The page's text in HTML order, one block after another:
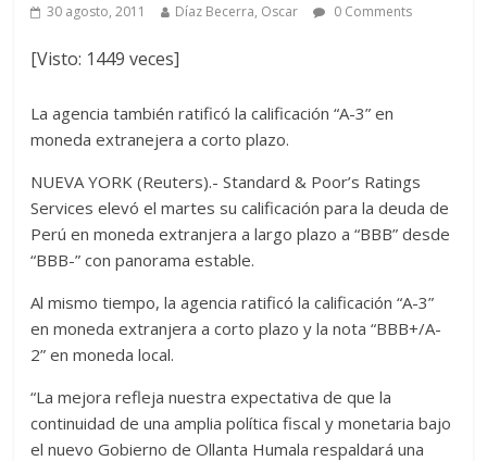
30 agosto, 2011 Díaz Becerra, Oscar 0 Comments
[Visto: 1449 veces]
La agencia también ratificó la calificación “A-3” en
moneda extranejera a corto plazo.
NUEVA YORK (Reuters).- Standard & Poor’s Ratings
Services elevó el martes su calificación para la deuda de
Perú en moneda extranjera a largo plazo a “BBB” desde
“BBB-” con panorama estable.
Al mismo tiempo, la agencia ratificó la calificación “A-3”
en moneda extranjera a corto plazo y la nota “BBB+/A-
2” en moneda local.
“La mejora refleja nuestra expectativa de que la
continuidad de una amplia política fiscal y monetaria bajo
el nuevo Gobierno de Ollanta Humala respaldará una